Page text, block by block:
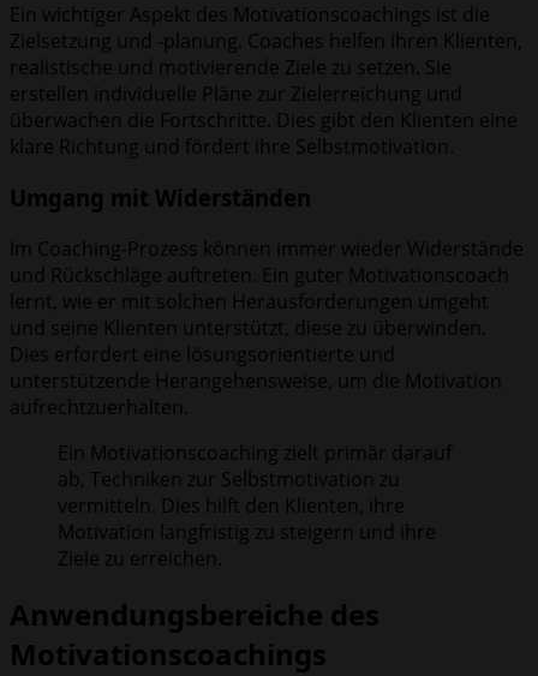
Ein wichtiger Aspekt des Motivationscoachings ist die
Zielsetzung und -planung. Coaches helfen ihren Klienten,
realistische und motivierende Ziele zu setzen. Sie
erstellen individuelle Pläne zur Zielerreichung und
überwachen die Fortschritte. Dies gibt den Klienten eine
klare Richtung und fördert ihre Selbstmotivation.
Umgang mit Widerständen
Im Coaching-Prozess können immer wieder Widerstände
und Rückschläge auftreten. Ein guter Motivationscoach
lernt, wie er mit solchen Herausforderungen umgeht
und seine Klienten unterstützt, diese zu überwinden.
Dies erfordert eine lösungsorientierte und
unterstützende Herangehensweise, um die Motivation
aufrechtzuerhalten.
Ein Motivationscoaching zielt primär darauf
ab, Techniken zur Selbstmotivation zu
vermitteln. Dies hilft den Klienten, ihre
Motivation langfristig zu steigern und ihre
Ziele zu erreichen.
Anwendungsbereiche des
Motivationscoachings